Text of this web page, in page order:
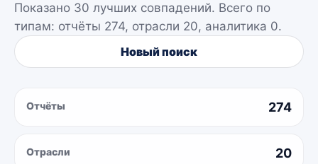
Показано 30 лучших совпадений. Всего по
типам: отчёты 274, отрасли 20, аналитика 0.
Новый поиск
Отчёты 274
Отрасли 20